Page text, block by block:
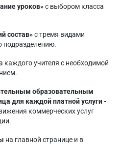
уроков»с выбором класса
состав»с тремя видами
подразделению.
каждого учителя с необходимой
образовательным
для каждой платной услуги -
коммерческих услуг
на главной странице и в